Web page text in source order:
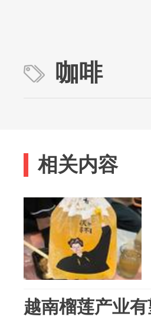
咖啡
相关内容
越南榴莲产业